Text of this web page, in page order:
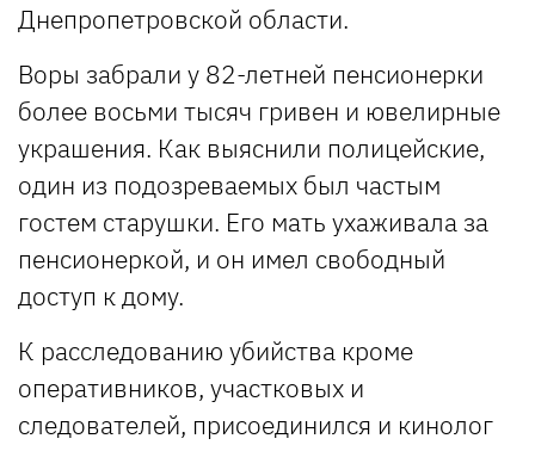
Днепропетровской области.
Воры забрали у 82-летней пенсионерки
более восьми тысяч гривен и ювелирные
украшения. Как выяснили полицейские,
один из подозреваемых был частым
гостем старушки. Его мать ухаживала за
пенсионеркой, и он имел свободный
доступ к дому.
К расследованию убийства кроме
оперативников, участковых и
следователей, присоединился и кинолог